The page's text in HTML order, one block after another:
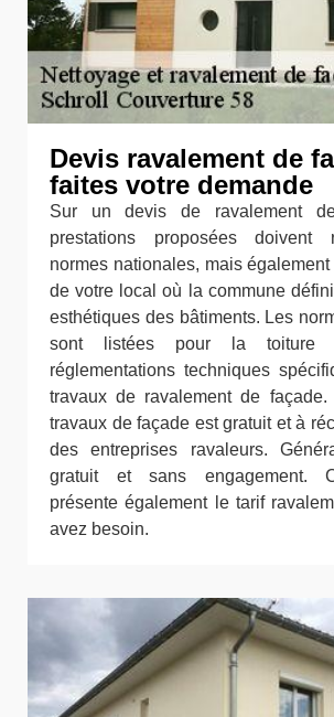
Devis ravalement de
faites votre demande
Sur un devis de ravalement
prestations proposées doivent
normes nationales, mais
de votre local où la commune
esthétiques des bâtiments. Les
sont listées pour la toiture
réglementations techniques
travaux de ravalement de
travaux de façade est gratuit et à
des entreprises ravaleurs.
gratuit et sans engagement.
présente également le tarif
avez besoin.